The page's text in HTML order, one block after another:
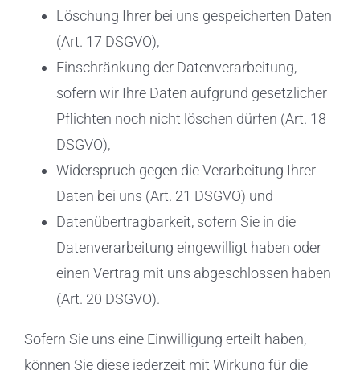
Löschung Ihrer bei uns gespeicherten Daten
(Art. 17 DSGVO),
Einschränkung der Datenverarbeitung,
sofern wir Ihre Daten aufgrund gesetzlicher
Pflichten noch nicht löschen dürfen (Art. 18
DSGVO),
Widerspruch gegen die Verarbeitung Ihrer
Daten bei uns (Art. 21 DSGVO) und
Datenübertragbarkeit, sofern Sie in die
Datenverarbeitung eingewilligt haben oder
einen Vertrag mit uns abgeschlossen haben
(Art. 20 DSGVO).
Sofern Sie uns eine Einwilligung erteilt haben,
können Sie diese jederzeit mit Wirkung für die